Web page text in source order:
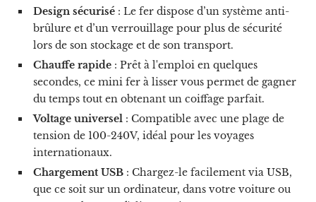
Design sécurisé: Le fer dispose d’un système anti-
brûlure et d’un verrouillage pour plus de sécurité
lors de son stockage et de son transport.
Chauffe rapide: Prêt à l'emploi en quelques
secondes, ce mini fer à lisser vous permet de gagner
du temps tout en obtenant un coiffage parfait.
Voltage universel : Compatible avec une plage de
tension de 100-240V, idéal pour les voyages
internationaux.
Chargement USB: Chargez-le facilement via USB,
que ce soit sur un ordinateur, dans votre voiture ou